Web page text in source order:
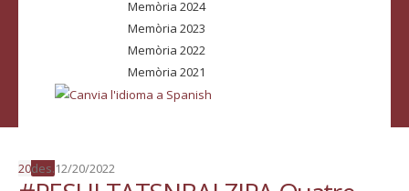
Memòria 2024
Memòria 2023
Memòria 2022
Memòria 2021
20des.12/20/2022